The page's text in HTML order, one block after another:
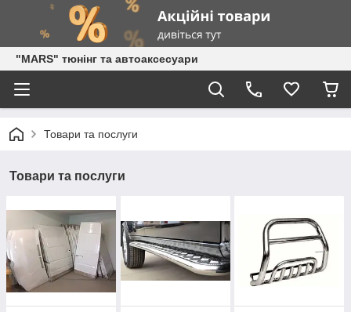
"MARS" тюнінг та автоаксесуари
Товари та послуги
Товари та послуги